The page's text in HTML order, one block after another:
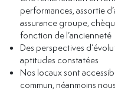
performances, assortie
assurance groupe,
fonction de l’ancienneté
Des perspectives
aptitudes constatées
Nos locaux sont
commun, néanmoins